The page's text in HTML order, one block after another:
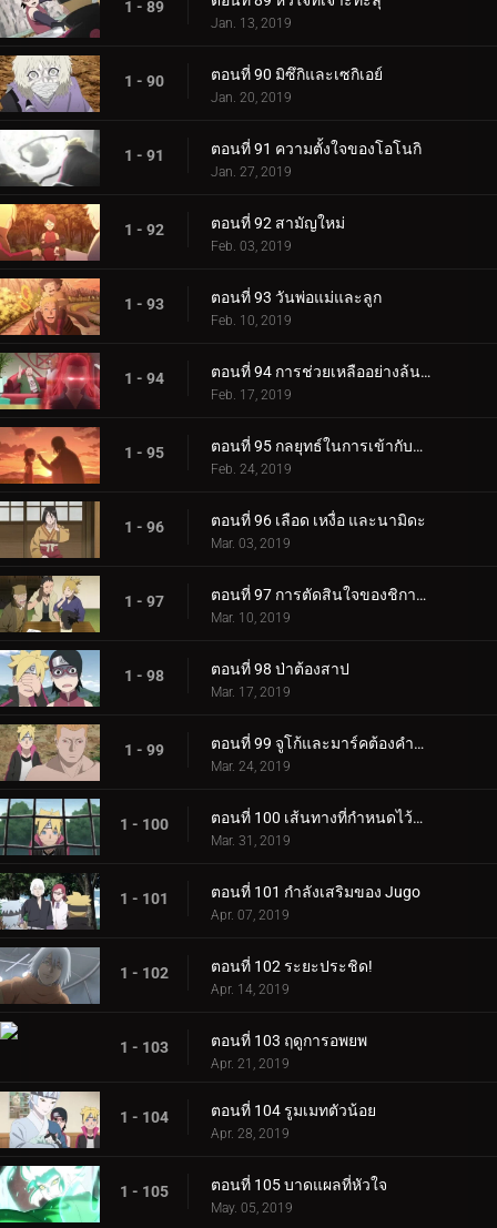
1 - 89
Jan. 13, 2019
1 - 90 ตอนที่ 90 มิซึกิและเซกิเอย์
Jan. 20, 2019
1 - 91 ตอนที่ 91 ความตั้งใจของโอโนกิ
Jan. 27, 2019
1 - 92 ตอนที่ 92 สามัญใหม่
Feb. 03, 2019
1 - 93 ตอนที่ 93 วันพ่อแม่และลูก
Feb. 10, 2019
1 - 94 ตอนที่ 94 การช่วยเหลืออย่างล้นหลาม! แข่งกิน!
Feb. 17, 2019
1 - 95 ตอนที่ 95 กลยุทธ์ในการเข้ากับลูกสาวของคุณ
Feb. 24, 2019
1 - 96 ตอนที่ 96 เลือด เหงื่อ และนามิดะ
Mar. 03, 2019
1 - 97 ตอนที่ 97 การตัดสินใจของชิกาได
Mar. 10, 2019
1 - 98 ตอนที่ 98 ป่าต้องสาป
Mar. 17, 2019
1 - 99 ตอนที่ 99 จูโก้และมาร์คต้องคำสาป
Mar. 24, 2019
1 - 100 ตอนที่ 100 เส้นทางที่กำหนดไว้ล่วงหน้า
Mar. 31, 2019
1 - 101 ตอนที่ 101 กำลังเสริมของ Jugo
Apr. 07, 2019
1 - 102 ตอนที่ 102 ระยะประชิด!
Apr. 14, 2019
1 - 103 ตอนที่ 103 ฤดูการอพยพ
Apr. 21, 2019
1 - 104 ตอนที่ 104 รูมเมทตัวน้อย
Apr. 28, 2019
1 - 105 ตอนที่ 105 บาดแผลที่หัวใจ
May. 05, 2019